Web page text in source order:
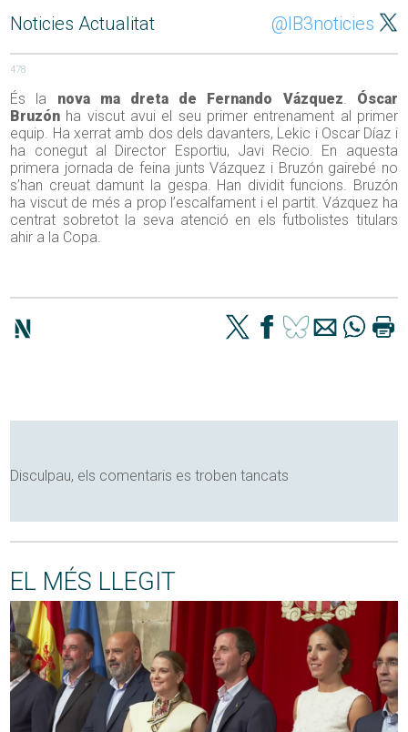
Noticies Actualitat @IB3noticies
478
És la nova ma dreta de Fernando Vázquez. Óscar
Bruzón ha viscut avui el seu primer entrenament al primer
equip. Ha xerrat amb dos dels davanters, Lekic i Oscar Díaz i
ha conegut al Director Esportiu, Javi Recio. En aquesta
primera jornada de feina junts Vázquez i Bruzón gairebé no
s’han creuat damunt la gespa. Han dividit funcions. Bruzón
ha viscut de més a prop l’escalfament i el partit. Vázquez ha
centrat sobretot la seva atenció en els futbolistes titulars
ahir a la Copa.
Disculpau, els comentaris es troben tancats
EL MÉS LLEGIT